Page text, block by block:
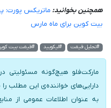
همچنین بخوانید:
بیت کوین برای ماه مارس
#تحلیل قیمت #لیکویید #قیمت بیت
مارکت‌فلو هیچ‌گونه مسئولیتی
دارایی‌های خواننده‌ی این مطلب
به عنوان اطلاعات عمومی از